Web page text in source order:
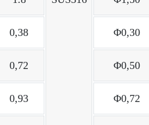
0,38 Φ0,30
0,72 Φ0,50
0,93 Φ0,72